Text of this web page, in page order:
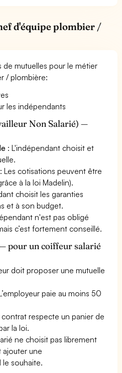
d'équipe plombier /
de mutuelles pour le métier
/ plombière:
les indépendants
Non Salarié) —
: L'indépendant choisit et
: Les cotisations peuvent être
à la loi Madelin).
choisit les garanties
et à son budget.
n'est pas obligé
c’est fortement conseillé.
pour un coiffeur salarié
doit proposer une mutuelle
paie au moins 50
contrat respecte un panier de
la loi.
ne choisit pas librement
ajouter une
le souhaite.